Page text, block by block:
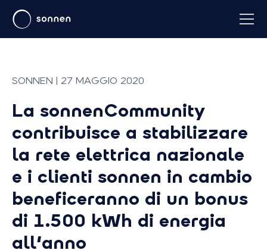
SONNEN | 27 MAGGIO 2020
La sonnenCommunity
contribuisce a stabilizzare
la rete elettrica nazionale
e i clienti sonnen in cambio
beneficeranno di un bonus
di 1.500 kWh di energia
all'anno